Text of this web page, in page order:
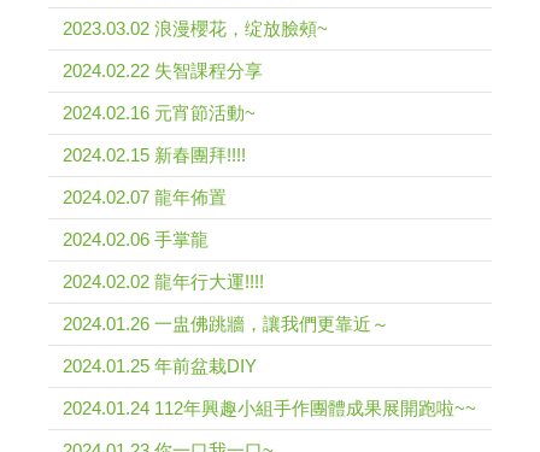
2023.03.02 浪漫櫻花，绽放臉頰~
2024.02.22 失智課程分享
2024.02.16 元宵節活動~
2024.02.15 新春團拜!!!!
2024.02.07 龍年佈置
2024.02.06 手掌龍
2024.02.02 龍年行大運!!!!
2024.01.26 一盅佛跳牆，讓我們更靠近～
2024.01.25 年前盆栽DIY
2024.01.24 112年興趣小組手作團體成果展開跑啦~~